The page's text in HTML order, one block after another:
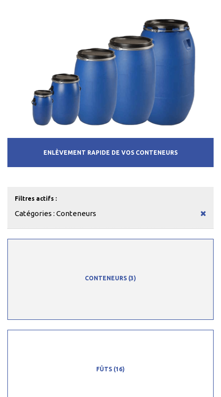
ENLÈVEMENT RAPIDE DE VOS CONTENEURS
Filtres actifs :
Catégories : Conteneurs
CONTENEURS (3)
FÛTS (16)